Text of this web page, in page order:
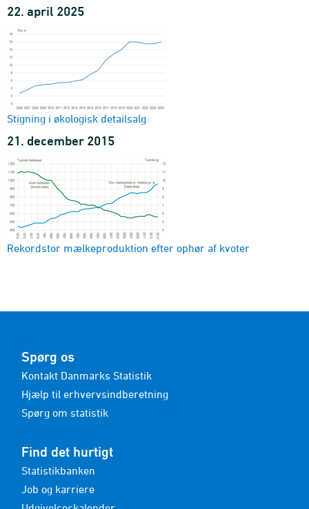
22. april 2025
Stigning i økologisk detailsalg
21. december 2015
Rekordstor mælkeproduktion efter ophør af kvoter
Spørg os
Kontakt Danmarks Statistik
Hjælp til erhvervsindberetning
Spørg om statistik
Find det hurtigt
Statistikbanken
Job og karriere